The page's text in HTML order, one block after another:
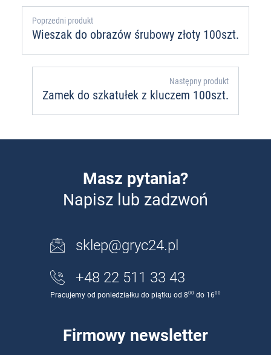
Poprzedni produkt
Wieszak do obrazów śrubowy złoty 100szt.
Następny produkt
Zamek do szkatułek z kluczem 100szt.
Masz pytania?
Napisz lub zadzwoń
sklep@gryc24.pl
+48 22 511 33 43
Pracujemy od poniedziałku do piątku od 800 do 1600
Firmowy newsletter